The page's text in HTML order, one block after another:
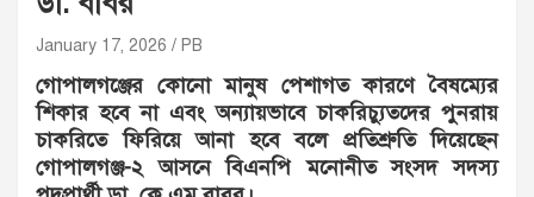
January 17, 2026 PB
গোপালগঞ্জের কোনো মানুষ পেশাগত কারণে বৈষম্যের
শিকার হবে না এবং অন্যায়ভাবে চাকরিচ্যুতদের পুনরায়
চাকরিতে ফিরিয়ে আনা হবে বলে প্রতিশ্রুতি দিয়েছেন
গোপালগঞ্জ-২ আসনে বিএনপি মনোনীত সংসদ সদস্য